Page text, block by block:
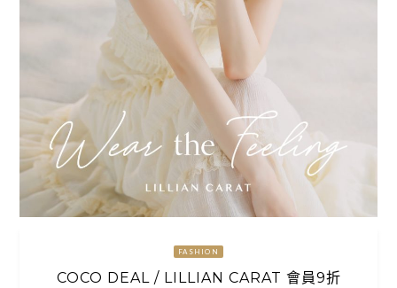
FASHION
COCO DEAL / LILLIAN CARAT 會員9折